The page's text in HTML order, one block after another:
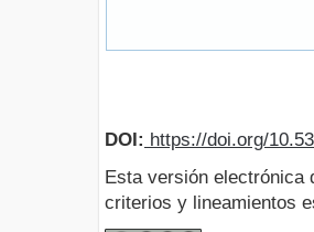
DOI: https://doi.org/
Esta versión electrónica
criterios y lineamientos